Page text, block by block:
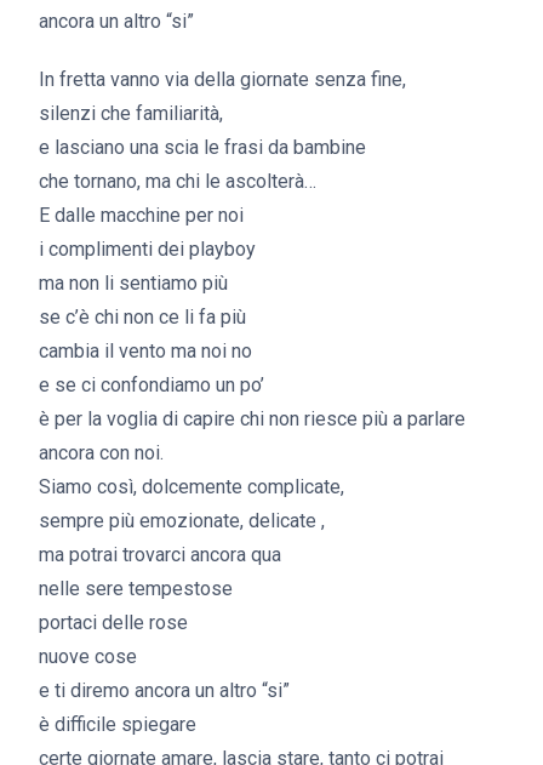
ancora un altro “si”
In fretta vanno via della giornate senza fine,
silenzi che familiarità,
e lasciano una scia le frasi da bambine
che tornano, ma chi le ascolterà…
E dalle macchine per noi
i complimenti dei playboy
ma non li sentiamo più
se c’è chi non ce li fa più
cambia il vento ma noi no
e se ci confondiamo un po’
è per la voglia di capire chi non riesce più a parlare
ancora con noi.
Siamo così, dolcemente complicate,
sempre più emozionate, delicate ,
ma potrai trovarci ancora qua
nelle sere tempestose
portaci delle rose
nuove cose
e ti diremo ancora un altro “si”
è difficile spiegare
certe giornate amare, lascia stare, tanto ci potrai